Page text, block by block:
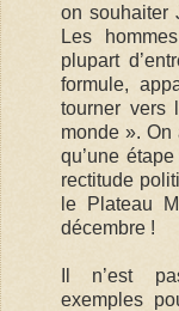
on souhaiter
Les
plupart
formule,
tourner vers
monde ». On
qu’une
rectitude
le Plateau
décembre !
Il n’est
exemples